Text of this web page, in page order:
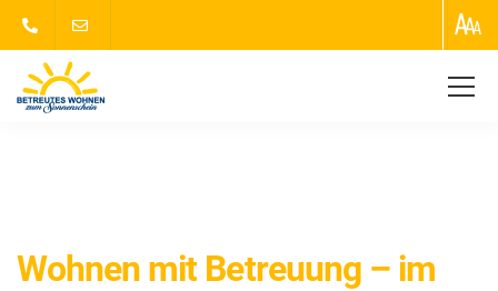
Wohnen mit Betreuung – im